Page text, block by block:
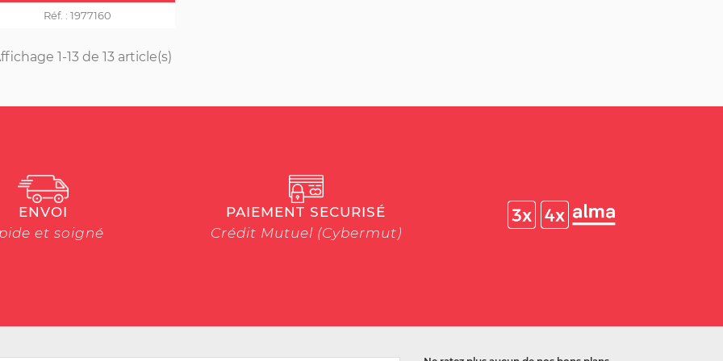
Réf. : 1977160
1-13 de 13 article(s)
ENVOI
et soigné
PAIEMENT SECURISÉ
Crédit Mutuel (Cybermut)